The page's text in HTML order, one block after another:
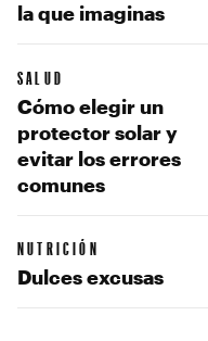
la que imaginas
SALUD
Cómo elegir un
protector solar y
evitar los errores
comunes
NUTRICIÓN
Dulces excusas